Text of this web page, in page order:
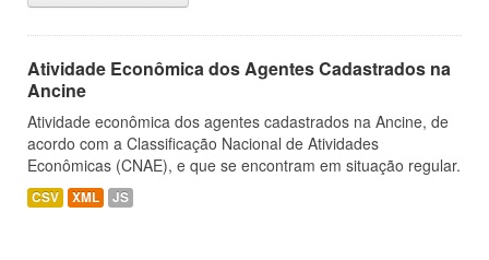
Atividade Econômica dos Agentes Cadastrados na
Ancine
Atividade econômica dos agentes cadastrados na Ancine, de
acordo com a Classificação Nacional de Atividades
Econômicas (CNAE), e que se encontram em situação regular.
CSV XML JS